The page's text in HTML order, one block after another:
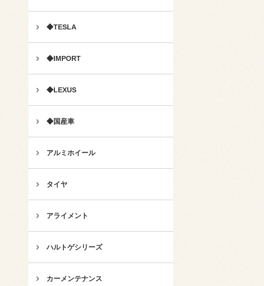
◆TESLA
◆IMPORT
◆LEXUS
◆国産車
アルミホイール
タイヤ
アライメント
ハルトゲシリーズ
カーメンテナンス